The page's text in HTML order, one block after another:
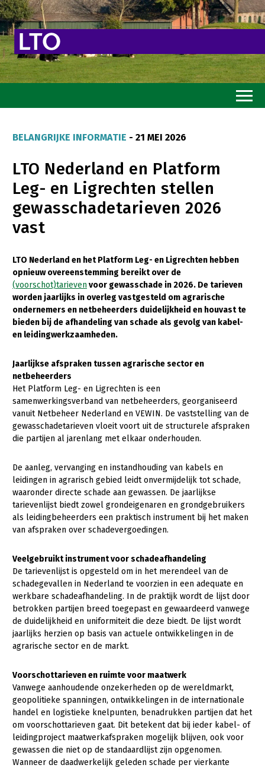
Goed eten
Mooi groen
Sterk ondernemerschap
Thema’s
Gezonde planten
Gezonde dieren
Natuur, klimaat en energie
Platteland en omgeving
Mens, ondernemerschap en onderwijs
Internationaal
Sectoren
Dier
Biologische Landbouw
Geitenhouderij
Kalverhouderij
Melkveehouderij
Paardenhouderij
Pluimveehouderij
Schapenhouderij
Vleesveehouderij
Plant
Akkerbouw
Biologische Landbouw
Bomen, vaste planten en zomerbloemen
Fruitteelt
Glastuinbouw
Paddenstoelen
Multifunctionele landbouw
Multifunctioneel
Onderwerpen
Nieuws
Nieuwsabonnement
Webinars
Over LTO
Mensen
Bestuur en Directie
Medewerkers
Vakgroepbestuurders
Jaarverslag 2023
Vacatures
Pers
Contact
BELANGRIJKE INFORMATIE - 21 MEI 2026
LTO Nederland en Platform
Leg- en Ligrechten stellen
gewasschadetarieven 2026
vast
LTO Nederland en het Platform Leg- en Ligrechten hebben
opnieuw overeenstemming bereikt over de
(voorschot)tarievenvoor gewasschade in 2026. De tarieven
worden jaarlijks in overleg vastgesteld om agrarische
ondernemers en netbeheerders duidelijkheid en houvast te
bieden bij de afhandeling van schade als gevolg van kabel-
en leidingwerkzaamheden.
Jaarlijkse afspraken tussen agrarische sector en
netbeheerders
Het Platform Leg- en Ligrechten is een
samenwerkingsverband van netbeheerders, georganiseerd
vanuit Netbeheer Nederland en VEWIN. De vaststelling van de
gewasschadetarieven vloeit voort uit de structurele afspraken
die partijen al jarenlang met elkaar onderhouden.
De aanleg, vervanging en instandhouding van kabels en
leidingen in agrarisch gebied leidt onvermijdelijk tot schade,
waaronder directe schade aan gewassen. De jaarlijkse
tarievenlijst biedt zowel grondeigenaren en grondgebruikers
als leidingbeheerders een praktisch instrument bij het maken
van afspraken over schadevergoedingen.
Veelgebruikt instrument voor schadeafhandeling
De tarievenlijst is opgesteld om in het merendeel van de
schadegevallen in Nederland te voorzien in een adequate en
werkbare schadeafhandeling. In de praktijk wordt de lijst door
betrokken partijen breed toegepast en gewaardeerd vanwege
de duidelijkheid en uniformiteit die deze biedt. De lijst wordt
jaarlijks herzien op basis van actuele ontwikkelingen in de
agrarische sector en de markt.
Voorschottarieven en ruimte voor maatwerk
Vanwege aanhoudende onzekerheden op de wereldmarkt,
geopolitieke spanningen, ontwikkelingen in de internationale
handel en logistieke knelpunten, benadrukken partijen dat het
om voorschottarieven gaat. Dit betekent dat bij ieder kabel- of
leidingproject maatwerkafspraken mogelijk blijven, ook voor
gewassen die niet op de standaardlijst zijn opgenomen.
Wanneer de daadwerkelijk geleden schade per vierkante